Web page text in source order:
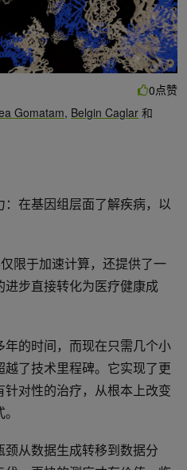
Gomatam, Belgin Caglar 和
0点赞
在基因组层面了解疾病，以
限于加速计算，还提供了一
步直接转化为医疗健康成
的时间，而现在只需几个小
了技术里程碑。它实现了更
对性的治疗，从根本上改变
从数据生成转移到数据分